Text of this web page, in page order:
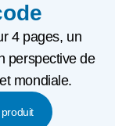
4 pages, un
perspective de
mondiale.